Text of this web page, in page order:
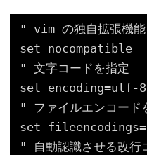
" vim の独自拡張機
set nocompatible
" 文字コードを指定
set encoding=utf-8
" ファイルエンコード
set
" 自動認識させる改行